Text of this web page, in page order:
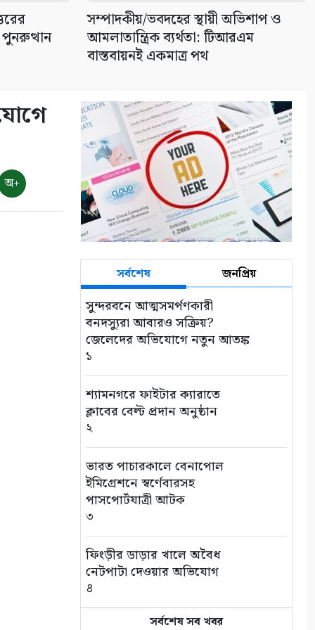
পুনরুত্থান
সম্পাদকীয়/ভবদহের স্থায়ী অভিশাপ ও
আমলাতান্ত্রিক ব্যর্থতা: টিআরএম
বাস্তবায়নই একমাত্র পথ
অ+
সর্বশেষ জনপ্রিয়
সুন্দরবনে আত্মসমর্পণকারী
বনদস্যুরা আবারও সক্রিয়?
জেলেদের অভিযোগে নতুন আতঙ্ক
১
শ্যামনগরে ফাইটার ক্যারাতে
ক্লাবের বেল্ট প্রদান অনুষ্ঠান
২
ভারত পাচারকালে বেনাপোল
ইমিগ্রেশনে স্বর্ণেবারসহ
পাসপোর্টযাত্রী আটক
৩
ফিংড়ীর ডাড়ার খালে অবৈধ
নেটপাটা দেওয়ার অভিযোগ
৪
সর্বশেষ সব খবর